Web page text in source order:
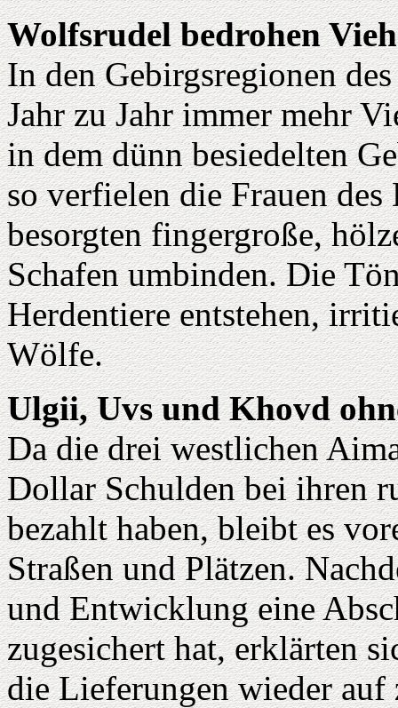
Wolfsrudel bedrohen
In den Gebirgsregionen
Jahr zu Jahr immer mehr
in dem dünn besiedelten
so verfielen die Frauen
besorgten fingergroße,
Schafen umbinden. Die
Herdentiere entstehen,
Wölfe.
Ulgii, Uvs und Khovd
Da die drei westlichen
Dollar Schulden bei ihren
bezahlt haben, bleibt es
Straßen und Plätzen.
und Entwicklung eine
zugesichert hat, erklärten
die Lieferungen wieder auf